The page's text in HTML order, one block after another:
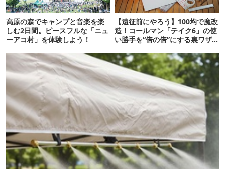
高原の森でキャンプと音楽を楽
しむ2日間。ピースフルな「ニュ
ーアコ村」を体験しよう！
【遠征前にやろう】100均で魔改
造！コールマン「テイク6」の使
い勝手を“倍の倍”にする裏ワザ6